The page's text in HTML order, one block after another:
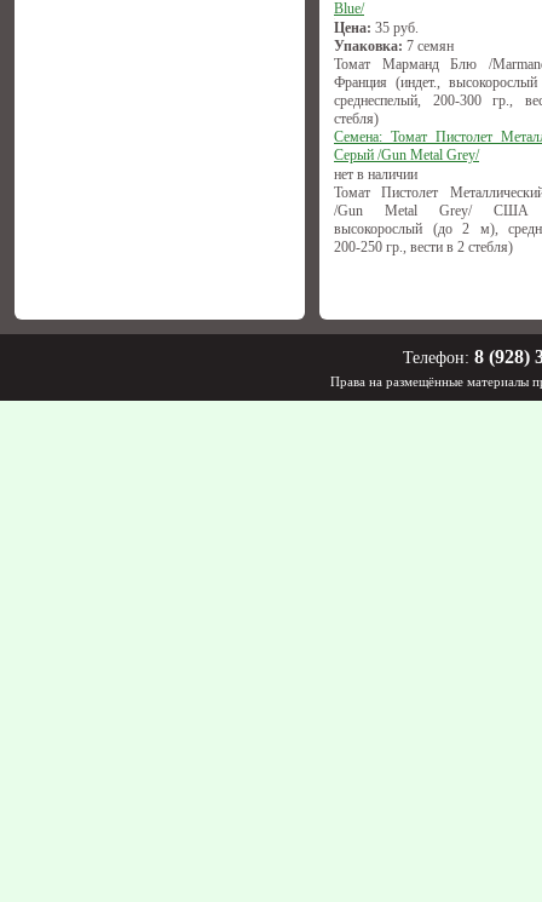
Blue/
Цена: 35 руб.
Упаковка: 7 семян
Томат Марманд Блю /
Франция (индет.,
среднеспелый, 200-300 гр.,
стебля)
Семена: Томат Пистолет
Серый /Gun Metal Grey/
нет в наличии
Томат Пистолет
/Gun Metal Grey/ США
высокорослый (до 2 м),
200-250 гр., вести в 2 стебля)
Телефон: 8 (928)
Права на размещённые материалы